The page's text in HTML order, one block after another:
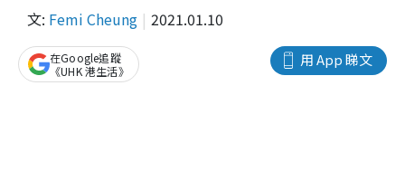
文: Femi Cheung 2021.01.10
用 App 睇文
在Google追蹤
《UHK 港生活》